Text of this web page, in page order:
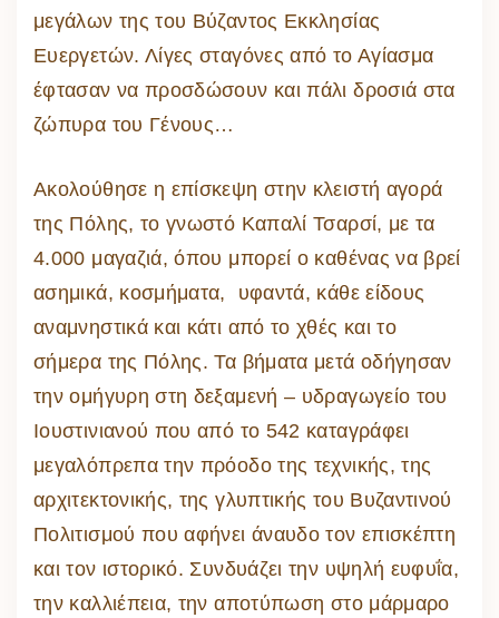
μεγάλων της του Βύζαντος Εκκλησίας
Ευεργετών. Λίγες σταγόνες από το Αγίασμα
έφτασαν να προσδώσουν και πάλι δροσιά στα
ζώπυρα του Γένους…
Ακολούθησε η επίσκεψη στην κλειστή αγορά
της Πόλης, το γνωστό Καπαλί Τσαρσί, με τα
4.000 μαγαζιά, όπου μπορεί ο καθένας να βρεί
ασημικά, κοσμήματα, υφαντά, κάθε είδους
αναμνηστικά και κάτι από το χθές και το
σήμερα της Πόλης. Τα βήματα μετά οδήγησαν
την ομήγυρη στη δεξαμενή – υδραγωγείο του
Ιουστινιανού που από το 542 καταγράφει
μεγαλόπρεπα την πρόοδο της τεχνικής, της
αρχιτεκτονικής, της γλυπτικής του Βυζαντινού
Πολιτισμού που αφήνει άναυδο τον επισκέπτη
και τον ιστορικό. Συνδυάζει την υψηλή ευφυΐα,
την καλλιέπεια, την αποτύπωση στο μάρμαρο